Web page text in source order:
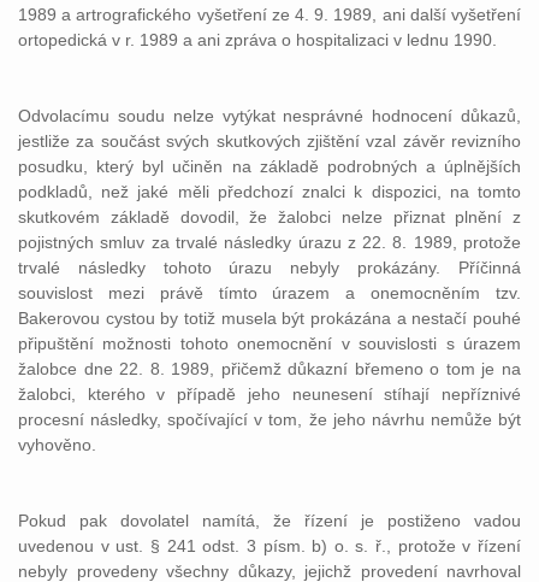
1989 a artrografického vyšetření ze 4. 9. 1989, ani další vyšetření
ortopedická v r. 1989 a ani zpráva o hospitalizaci v lednu 1990.
Odvolacímu soudu nelze vytýkat nesprávné hodnocení důkazů,
jestliže za součást svých skutkových zjištění vzal závěr revizního
posudku, který byl učiněn na základě podrobných a úplnějších
podkladů, než jaké měli předchozí znalci k dispozici, na tomto
skutkovém základě dovodil, že žalobci nelze přiznat plnění z
pojistných smluv za trvalé následky úrazu z 22. 8. 1989, protože
trvalé následky tohoto úrazu nebyly prokázány. Příčinná
souvislost mezi právě tímto úrazem a onemocněním tzv.
Bakerovou cystou by totiž musela být prokázána a nestačí pouhé
připuštění možnosti tohoto onemocnění v souvislosti s úrazem
žalobce dne 22. 8. 1989, přičemž důkazní břemeno o tom je na
žalobci, kterého v případě jeho neunesení stíhají nepříznivé
procesní následky, spočívající v tom, že jeho návrhu nemůže být
vyhověno.
Pokud pak dovolatel namítá, že řízení je postiženo vadou
uvedenou v ust. § 241 odst. 3 písm. b) o. s. ř., protože v řízení
nebyly provedeny všechny důkazy, jejichž provedení navrhoval